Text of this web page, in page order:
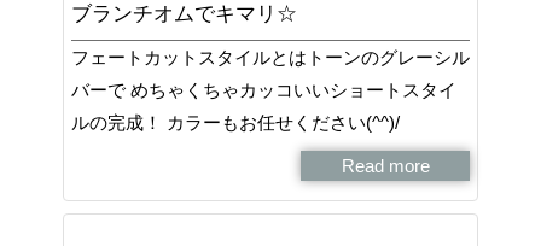
ブランチオムでキマリ☆
フェートカットスタイルとはトーンのグレーシル
バーで めちゃくちゃカッコいいショートスタイ
ルの完成！ カラーもお任せください(^^)/
Read more